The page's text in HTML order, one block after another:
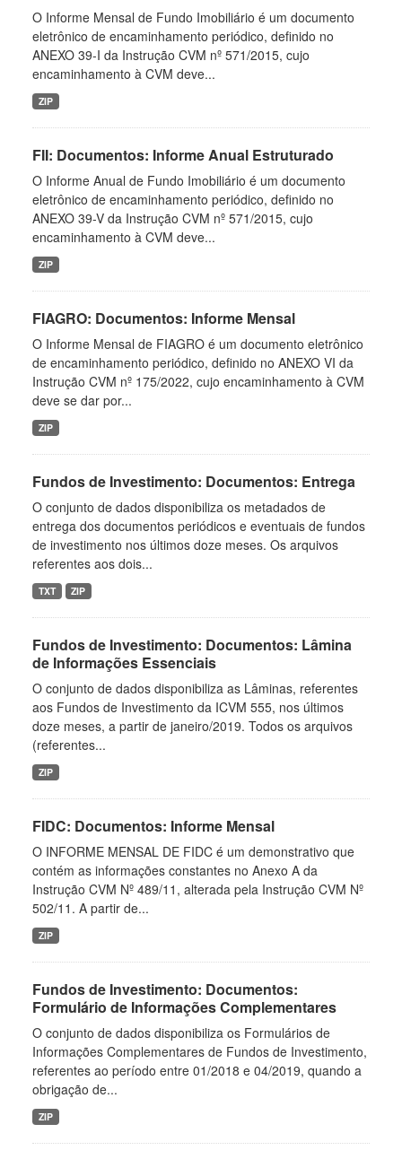
O Informe Mensal de Fundo Imobiliário é um documento
eletrônico de encaminhamento periódico, definido no
ANEXO 39-I da Instrução CVM nº 571/2015, cujo
encaminhamento à CVM deve...
ZIP
FII: Documentos: Informe Anual Estruturado
O Informe Anual de Fundo Imobiliário é um documento
eletrônico de encaminhamento periódico, definido no
ANEXO 39-V da Instrução CVM nº 571/2015, cujo
encaminhamento à CVM deve...
ZIP
FIAGRO: Documentos: Informe Mensal
O Informe Mensal de FIAGRO é um documento eletrônico
de encaminhamento periódico, definido no ANEXO VI da
Instrução CVM nº 175/2022, cujo encaminhamento à CVM
deve se dar por...
ZIP
Fundos de Investimento: Documentos: Entrega
O conjunto de dados disponibiliza os metadados de
entrega dos documentos periódicos e eventuais de fundos
de investimento nos últimos doze meses. Os arquivos
referentes aos dois...
TXT ZIP
Fundos de Investimento: Documentos: Lâmina
de Informações Essenciais
O conjunto de dados disponibiliza as Lâminas, referentes
aos Fundos de Investimento da ICVM 555, nos últimos
doze meses, a partir de janeiro/2019. Todos os arquivos
(referentes...
ZIP
FIDC: Documentos: Informe Mensal
O INFORME MENSAL DE FIDC é um demonstrativo que
contém as informações constantes no Anexo A da
Instrução CVM Nº 489/11, alterada pela Instrução CVM Nº
502/11. A partir de...
ZIP
Fundos de Investimento: Documentos:
Formulário de Informações Complementares
O conjunto de dados disponibiliza os Formulários de
Informações Complementares de Fundos de Investimento,
referentes ao período entre 01/2018 e 04/2019, quando a
obrigação de...
ZIP